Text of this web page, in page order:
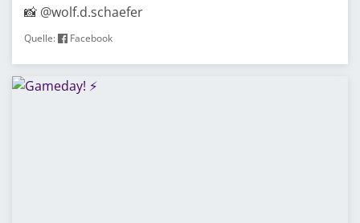
📸 @wolf.d.schaefer
Quelle: Facebook